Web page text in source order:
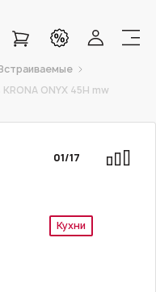
ONYX 45H mw
Кухни
01/17